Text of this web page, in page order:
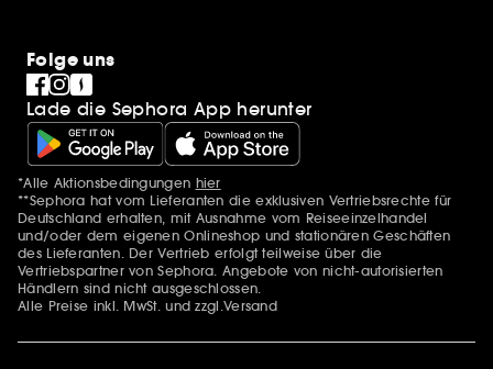
Folge uns
Lade die Sephora App herunter
Zusätzlich Erwähnungen
*Alle Aktionsbedingungen hier
**Sephora hat vom Lieferanten die exklusiven Vertriebsrechte für
Deutschland erhalten, mit Ausnahme vom Reiseeinzelhandel
und/oder dem eigenen Onlineshop und stationären Geschäften
des Lieferanten. Der Vertrieb erfolgt teilweise über die
Vertriebspartner von Sephora. Angebote von nicht-autorisierten
Händlern sind nicht ausgeschlossen.
Alle Preise inkl. MwSt. und zzgl.Versand